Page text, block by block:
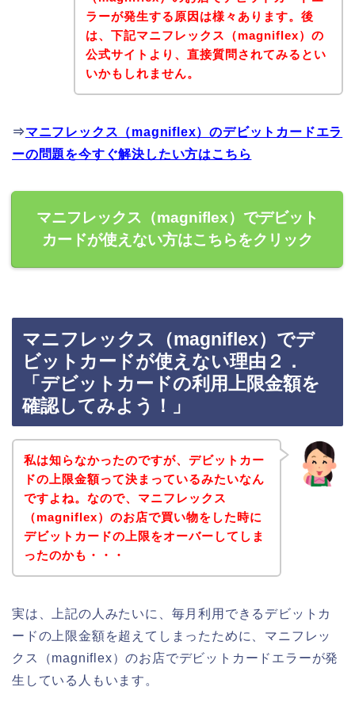
ラーが発生する原因は様々あります。後
は、下記マニフレックス（magniflex）の
公式サイトより、直接質問されてみるとい
いかもしれません。
⇒マニフレックス（magniflex）のデビットカードエラ
ーの問題を今すぐ解決したい方はこちら
マニフレックス（magniflex）でデビット
カードが使えない方はこちらをクリック
マニフレックス（magniflex）でデ
ビットカードが使えない理由２．
「デビットカードの利用上限金額を
確認してみよう！」
私は知らなかったのですが、デビットカー
ドの上限金額って決まっているみたいなん
ですよね。なので、マニフレックス
（magniflex）のお店で買い物をした時に
デビットカードの上限をオーバーしてしま
ったのかも・・・
実は、上記の人みたいに、毎月利用できるデビットカ
ードの上限金額を超えてしまったために、マニフレッ
クス（magniflex）のお店でデビットカードエラーが発
生している人もいます。